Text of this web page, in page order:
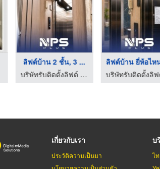
ลิฟต์บ้าน 2 ชั้น, 3 ...
บริษัทรับติดตั้งลิฟต์ จำหน่ายลิฟต์และบันไดเลื่อน | NPS PLUS
เกี่ยวกับเรา
ประวัติความเป็นมา
บ
ไ